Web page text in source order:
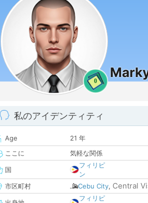
0
私のアイデンティティ
Age
21 年
ここに
気軽な関係
国
フィリピ
ン
市区町村
Cebu City, Central
フィリピ